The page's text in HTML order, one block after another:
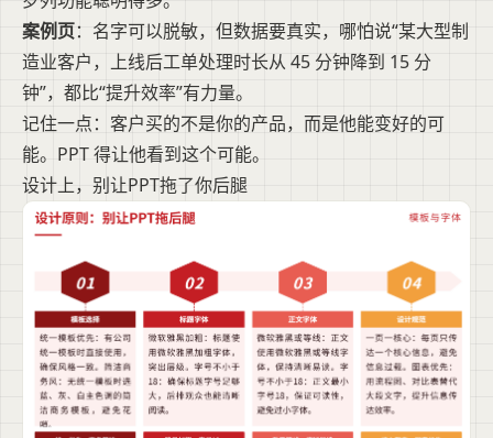
案例页：名字可以脱敏，但数据要真实，哪怕说“某大型制
造业客户，上线后工单处理时长从 45 分钟降到 15 分
钟”，都比“提升效率”有力量。
记住一点：客户买的不是你的产品，而是他能变好的可
能。PPT 得让他看到这个可能。
设计上，别让PPT拖了你后腿